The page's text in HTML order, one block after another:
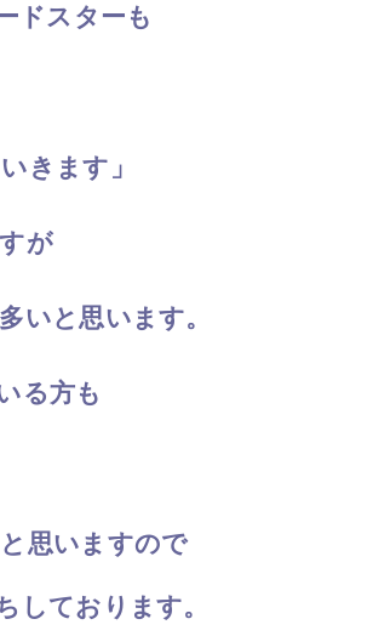
ドスターも
きます」
が
いと思います。
る方も
思いますので
しております。